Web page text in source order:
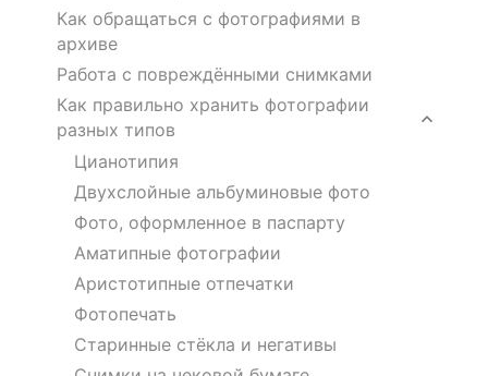
Как обращаться с фотографиями в
архиве
Работа с повреждёнными снимками
Как правильно хранить фотографии
разных типов
Цианотипия
Двухслойные альбуминовые фото
Фото, оформленное в паспарту
Аматипные фотографии
Аристотипные отпечатки
Фотопечать
Старинные стёкла и негативы